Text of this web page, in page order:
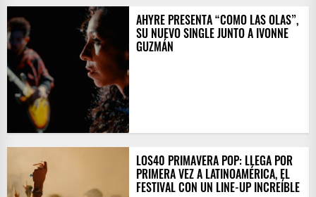
AHYRE PRESENTA “COMO LAS OLAS”,
SU NUEVO SINGLE JUNTO A IVONNE
GUZMÁN
LOS40 PRIMAVERA POP: LLEGA POR
PRIMERA VEZ A LATINOAMÉRICA, EL
FESTIVAL CON UN LINE-UP INCREÍBLE